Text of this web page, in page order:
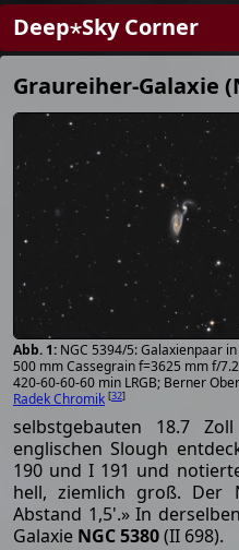
Deep⋆Sky Corner
Graureiher-Galaxie
NGC 5394/5: Galaxienpaar
500 mm Cassegrain f=3625 mm f/
420-60-60-60 min LRGB; Berner
Radek Chromik [32]
selbstgebauten 18.7
englischen Slough
190 und I 191 und
hell, ziemlich groß. Der
Abstand 1,5'.» In
Galaxie NGC 5380(II 698).